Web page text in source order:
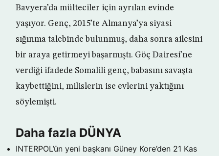
Bavyera’da mülteciler için ayrılan evinde
yaşıyor. Genç, 2015’te Almanya’ya siyasi
sığınma talebinde bulunmuş, daha sonra ailesini
bir araya getirmeyi başarmıştı. Göç Dairesi’ne
verdiği ifadede Somalili genç, babasını savaşta
kaybettiğini, milislerin ise evlerini yaktığını
söylemişti.
Daha fazla DÜNYA
INTERPOL’ün yeni başkanı Güney Kore’den 21 Kas